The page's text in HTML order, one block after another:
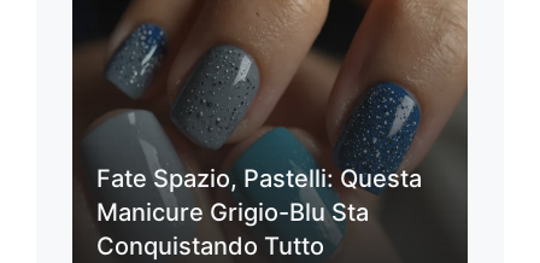
Fate Spazio, Pastelli: Questa
Manicure Grigio-Blu Sta
Conquistando Tutto